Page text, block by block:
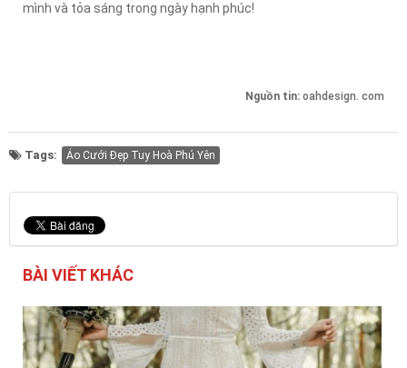
mình và tỏa sáng trong ngày hạnh phúc!
Nguồn tin: oahdesign. com
Tags: Áo Cưới Đẹp Tuy Hoà Phú Yên
BÀI VIẾT KHÁC